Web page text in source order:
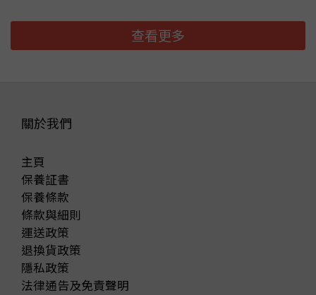
查看更多
關於我們
主頁
保養証書
保養條款
條款與細則
運送政策
退換貨政策
隱私政策
法律通告及免責聲明